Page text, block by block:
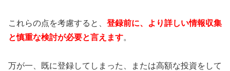
これらの点を考慮すると、 登録前に、より詳しい情報収集
と慎重な検討が必要と言えます。
万が一、既に登録してしまった、または高額な投資をして